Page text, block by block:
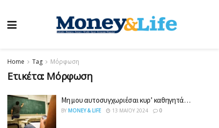
Home Tag Μόρφωση
Ετικέτα: Μόρφωση
Μη μου αυτοσυγχωριέσαι κυρ’ καθηγητά…
BY MONEY & LIFE 13 ΜΑΪ́ΟΥ 2024 0